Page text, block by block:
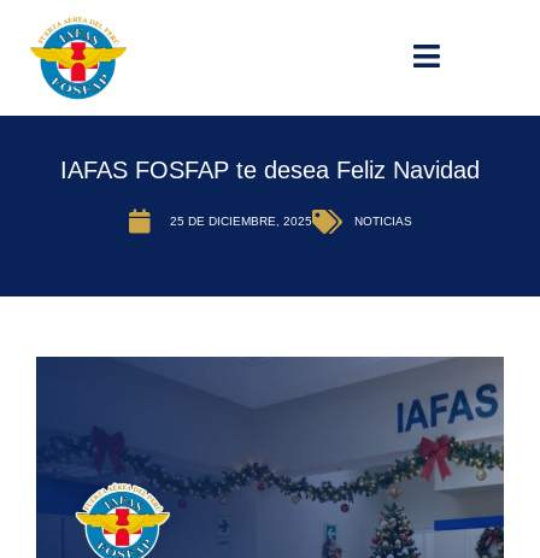
IAFAS FOSFAP te desea Feliz Navidad
25 DE DICIEMBRE, 2025 NOTICIAS